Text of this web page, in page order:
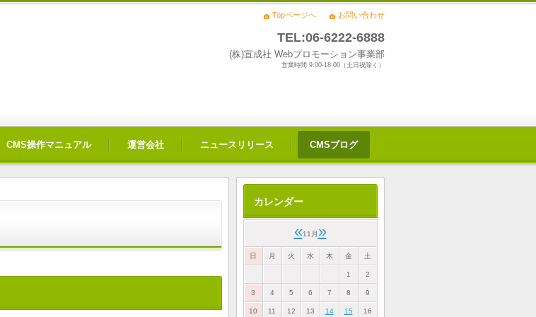
Topページへ お問い合わせ
TEL:06-6222-6888
(株)宣成社 Webプロモーション事業部
営業時間 9:00-18:00（土日祝除く）
CMS操作マニュアル 運営会社 ニュースリリース CMSブログ
カレンダー
«11月 »
日 月 火 水 木 金 土
1 2
3 4 5 6 7 8 9
10 11 12 13 14 15 16